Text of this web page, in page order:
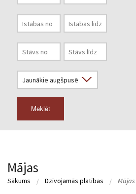
Meklēt
Mājas
Sākums Dzīvojamās platības Mājas